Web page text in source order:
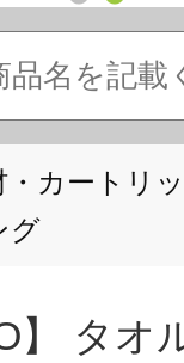
・カートリ
グ
】 タオ